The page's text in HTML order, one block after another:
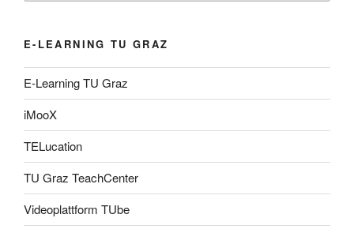
E-LEARNING TU GRAZ
E-Learning TU Graz
iMooX
TELucation
TU Graz TeachCenter
Videoplattform TUbe